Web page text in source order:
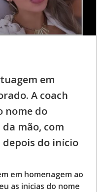
em
A coach
nome do
mão, com
depois do início
em homenagem ao
as inicias do nome